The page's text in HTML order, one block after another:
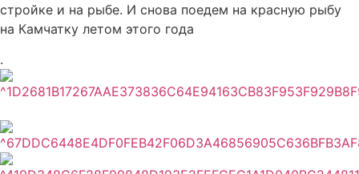
стройке и на рыбе. И снова поедем на красную рыбу
на Камчатку летом этого года
.